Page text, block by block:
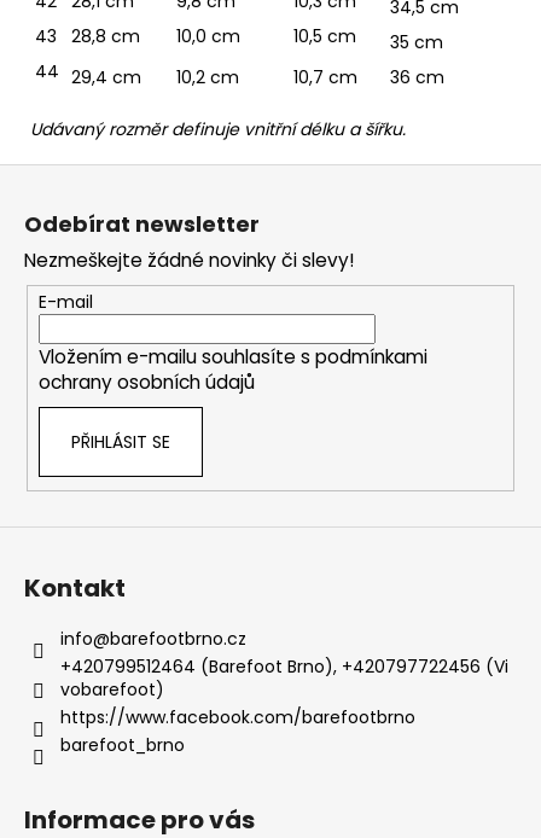
34,5 cm
43
28,8 cm 10,0 cm 10,5 cm
35 cm
44 29,4 cm 10,2 cm 10,7 cm 36 cm
Udávaný rozměr definuje vnitřní délku a šířku.
Z
Odebírat newsletter
Nezmeškejte žádné novinky či slevy!
E-mail
Vložením e-mailu souhlasíte s podmínkami
ochrany osobních údajů
PŘIHLÁSIT SE
Kontakt
info@barefootbrno.cz
+420799512464 (Barefoot Brno), +420797722456 (Vi
vobarefoot)
https://www.facebook.com/barefootbrno
barefoot_brno
Informace pro vás